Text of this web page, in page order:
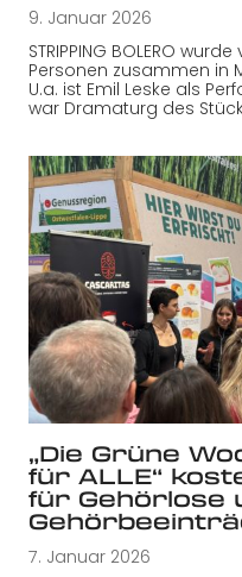
9. Januar 2026
STRIPPING BOLERO
Personen zusammen in
U.a. ist Emil Leske als
war Dramaturg des
„Die Grüne
für ALLE“
für Gehörlose
7. Januar 2026